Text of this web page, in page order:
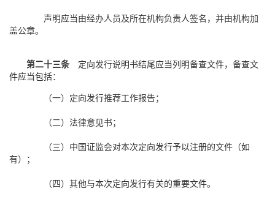
声明应当由经办人员及所在机构负责人签名，并由机构加
盖公章。
第二十三条 定向发行说明书结尾应当列明备查文件，备查文
件应当包括：
（一）定向发行推荐工作报告；
（二）法律意见书；
（三）中国证监会对本次定向发行予以注册的文件（如
有）；
（四）其他与本次定向发行有关的重要文件。